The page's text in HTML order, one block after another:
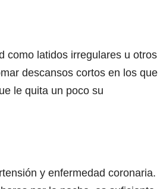
como latidos irregulares u otros
descansos cortos en los que
le quita un poco su
y enfermedad coronaria.